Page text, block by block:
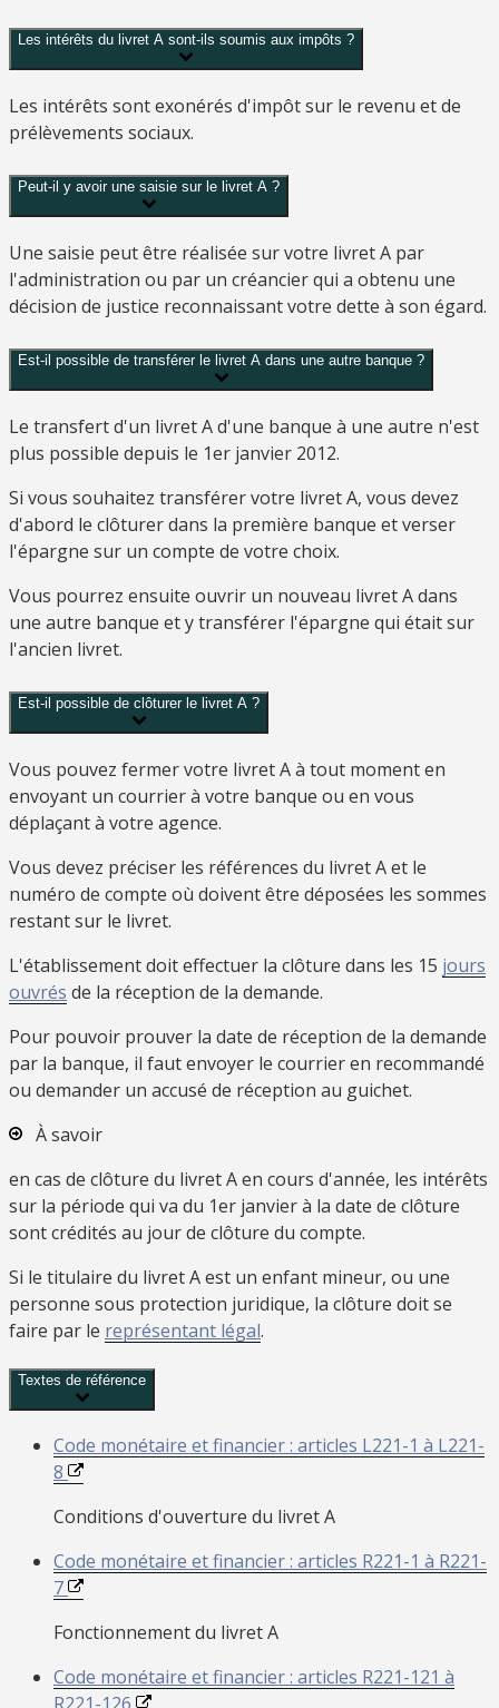
Les intérêts du livret A sont-ils soumis aux impôts ?
Les intérêts sont exonérés d'impôt sur le revenu et de
prélèvements sociaux.
Peut-il y avoir une saisie sur le livret A ?
Une saisie peut être réalisée sur votre livret A par
l'administration ou par un créancier qui a obtenu une
décision de justice reconnaissant votre dette à son égard.
Est-il possible de transférer le livret A dans une autre banque ?
Le transfert d'un livret A d'une banque à une autre n'est
plus possible depuis le 1er janvier 2012.
Si vous souhaitez transférer votre livret A, vous devez
d'abord le clôturer dans la première banque et verser
l'épargne sur un compte de votre choix.
Vous pourrez ensuite ouvrir un nouveau livret A dans
une autre banque et y transférer l'épargne qui était sur
l'ancien livret.
Est-il possible de clôturer le livret A ?
Vous pouvez fermer votre livret A à tout moment en
envoyant un courrier à votre banque ou en vous
déplaçant à votre agence.
Vous devez préciser les références du livret A et le
numéro de compte où doivent être déposées les sommes
restant sur le livret.
L'établissement doit effectuer la clôture dans les 15 jours
ouvrés de la réception de la demande.
Pour pouvoir prouver la date de réception de la demande
par la banque, il faut envoyer le courrier en recommandé
ou demander un accusé de réception au guichet.
À savoir
en cas de clôture du livret A en cours d'année, les intérêts
sur la période qui va du 1er janvier à la date de clôture
sont crédités au jour de clôture du compte.
Si le titulaire du livret A est un enfant mineur, ou une
personne sous protection juridique, la clôture doit se
faire par le représentant légal.
Textes de référence
Code monétaire et financier : articles L221-1 à L221-
8
Conditions d'ouverture du livret A
Code monétaire et financier : articles R221-1 à R221-
7
Fonctionnement du livret A
Code monétaire et financier : articles R221-121 à